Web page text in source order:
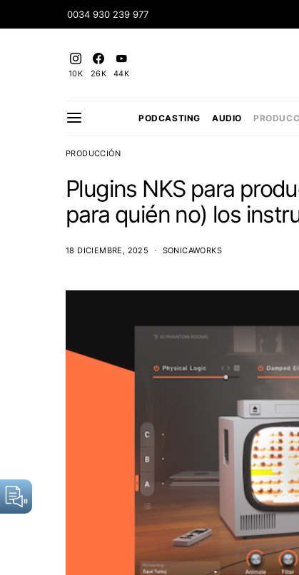
0034 930 239 977
10K 26K 44K
PODCASTING AUDIO
PRODUCCIÓN
Plugins NKS para
para quién no) los
18 DICIEMBRE, 2025 SONICAWORKS